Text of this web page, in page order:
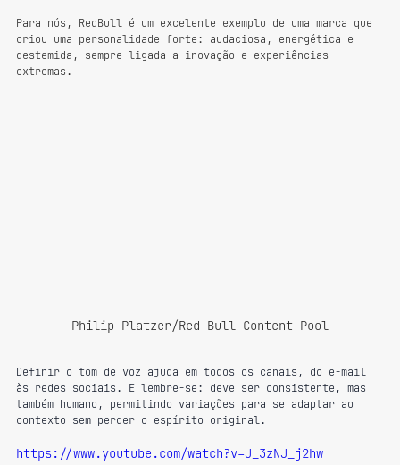
Para nós, RedBull é um excelente exemplo de uma marca que
criou uma personalidade forte: audaciosa, energética e
destemida, sempre ligada a inovação e experiências
extremas.
Philip Platzer/Red Bull Content Pool
Definir o tom de voz ajuda em todos os canais, do e-mail
às redes sociais. E lembre-se: deve ser consistente, mas
também humano, permitindo variações para se adaptar ao
contexto sem perder o espírito original.
https://www.youtube.com/watch?v=J_3zNJ_j2hw